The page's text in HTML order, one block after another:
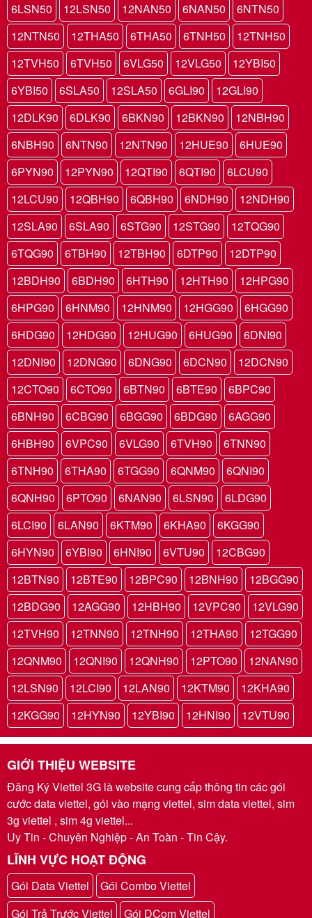
6LSN50
12LSN50 12NAN50 6NAN50
6NTN50
12NTN50
12THA50 6THA50 6TNH50
12TNH50
12TVH50
6TVH50 6VLG50 12VLG50
12YBI50
6YBI50
6SLA50 12SLA50 6GLI90
12GLI90
12DLK90
6DLK90 6BKN90 12BKN90
12NBH90
6NBH90
6NTN90 12NTN90 12HUE90
6HUE90
6PYN90
12PYN90 12QTI90 6QTI90
6LCU90
12LCU90
12QBH90 6QBH90 6NDH90
12NDH90
12SLA90
6SLA90 6STG90 12STG90
12TQG90
6TQG90
6TBH90 12TBH90 6DTP90
12DTP90
12BDH90
6BDH90 6HTH90 12HTH90
12HPG90
6HPG90
6HNM90 12HNM90 12HGG90
6HGG90
6HDG90
12HDG90 12HUG90 6HUG90
6DNI90
12DNI90
12DNG90 6DNG90 6DCN90
12DCN90
12CTO90
6CTO90 6BTN90 6BTE90
6BPC90
6BNH90
6CBG90 6BGG90 6BDG90
6AGG90
6HBH90
6VPC90 6VLG90 6TVH90
6TNN90
6TNH90
6THA90 6TGG90 6QNM90
6QNI90
6QNH90
6PTO90 6NAN90 6LSN90
6LDG90
6LCI90
6LAN90 6KTM90 6KHA90
6KGG90
6HYN90
6YBI90 6HNI90 6VTU90
12CBG90
12BTN90
12BTE90 12BPC90 12BNH90
12BGG90
12BDG90
12AGG90 12HBH90 12VPC90
12VLG90
12TVH90
12TNN90 12TNH90 12THA90
12TGG90
12QNM90
12QNI90 12QNH90 12PTO90
12NAN90
12LSN90
12LCI90 12LAN90 12KTM90
12KHA90
12KGG90
12HYN90 12YBI90 12HNI90 12VTU90
GIỚI THIỆU WEBSITE
Đăng Ký Viettel 3G là website cung cấp thông tin các gói
cước data viettel, gói vào mạng viettel, sim data viettel, sim
3g viettel , sim 4g viettel...
Uy Tin - Chuyên Nghiệp - An Toàn - Tin Cậy.
LĨNH VỰC HOẠT ĐỘNG
Gói Data Viettel
Gói Combo Viettel
Gói Trả Trước Viettel
Gói DCom Viettel